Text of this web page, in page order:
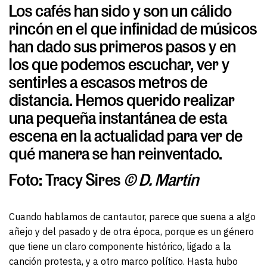
Los cafés han sido y son un cálido
rincón en el que infinidad de músicos
han dado sus primeros pasos y en
los que podemos escuchar, ver y
sentirles a escasos metros de
distancia. Hemos querido realizar
una pequeña instantánea de esta
escena en la actualidad para ver de
qué manera se han reinventado.
Foto: Tracy Sires © D. Martín
Cuando hablamos de cantautor, parece que suena a algo
añejo y del pasado y de otra época, porque es un género
que tiene un claro componente histórico, ligado a la
canción protesta, y a otro marco político. Hasta hubo